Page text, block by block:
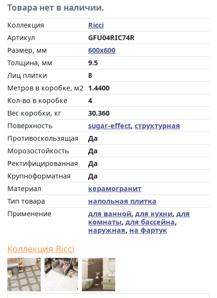
Товара нет в наличии.
Коллекция
Ricci
Артикул
GFU04RIC74R
Размер, мм
600x600
Толщина, мм
9.5
Лиц плитки
8
Метров в коробке, м2 1.4400
Кол-во в коробке
4
Вес коробки, кг
30.360
Поверхность
sugar-effect, структурная
Противоскользящая
Да
Морозостойкость
Да
Ректифицированная
Да
Крупноформатная
Да
Материал
керамогранит
Тип товара
напольная плитка
Применение
для ванной, для кухни, для
комнаты, для бассейна,
наружная, на фартук
Коллекция Ricci